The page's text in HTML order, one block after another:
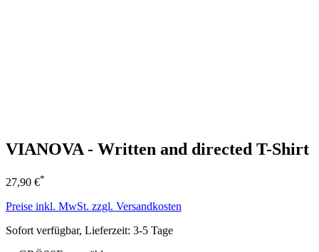
VIANOVA - Written and directed T-Shirt
27,90 €*
Preise inkl. MwSt. zzgl. Versandkosten
Sofort verfügbar, Lieferzeit: 3-5 Tage